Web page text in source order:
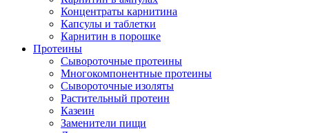
Концентраты карнитина
Капсулы и таблетки
Карнитин в порошке
Протеины
Сывороточные протеины
Многокомпонентные протеины
Сывороточные изоляты
Растительный протеин
Казеин
Заменители пищи